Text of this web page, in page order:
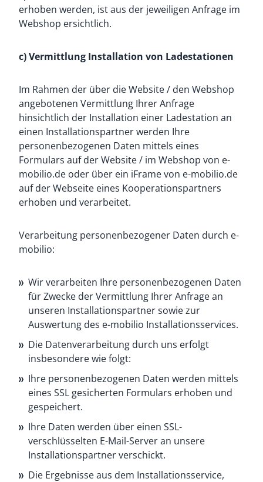
erhoben werden, ist aus der jeweiligen Anfrage im
Webshop ersichtlich.
c) Vermittlung Installation von Ladestationen
Im Rahmen der über die Website / den Webshop
angebotenen Vermittlung Ihrer Anfrage
hinsichtlich der Installation einer Ladestation an
einen Installationspartner werden Ihre
personenbezogenen Daten mittels eines
Formulars auf der Website / im Webshop von e-
mobilio.de oder über ein iFrame von e-mobilio.de
auf der Webseite eines Kooperationspartners
erhoben und verarbeitet.
Verarbeitung personenbezogener Daten durch e-
mobilio:
Wir verarbeiten Ihre personenbezogenen Daten
für Zwecke der Vermittlung Ihrer Anfrage an
unseren Installationspartner sowie zur
Auswertung des e-mobilio Installationsservices.
Die Datenverarbeitung durch uns erfolgt
insbesondere wie folgt:
Ihre personenbezogenen Daten werden mittels
eines SSL gesicherten Formulars erhoben und
gespeichert.
Ihre Daten werden über einen SSL-
verschlüsselten E-Mail-Server an unsere
Installationspartner verschickt.
Die Ergebnisse aus dem Installationsservice,